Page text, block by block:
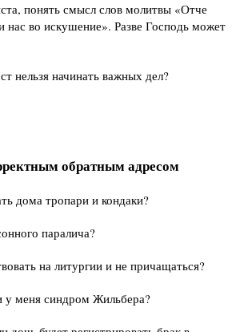
понять смысл слов молитвы «Отче
во искушение». Разве Господь может
нельзя начинать важных дел?
обратным адресом
дома тропари и кондаки?
паралича?
на литургии и не причащаться?
у меня синдром Жильбера?